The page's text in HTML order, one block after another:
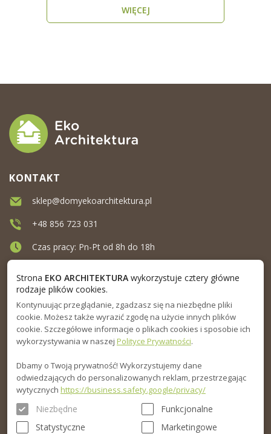
WIĘCEJ
MENU
INFORMACJA
PORADNIK
KONTAKT
sklep@domyekoarchitektura.pl
+48 856 723 031
Czas pracy: Pn-Pt od 8h do 18h
Strona EKO ARCHITEKTURAwykorzystuje cztery główne
rodzaje plików cookies.
Kontynuując przeglądanie, zgadzasz się na niezbędne pliki
cookie. Możesz także wyrazić zgodę na użycie innych plików
cookie. Szczegółowe informacje o plikach cookies i sposobie ich
wykorzystywania w naszej Polityce Prywatności.
Dbamy o Twoją prywatność! Wykorzystujemy dane
odwiedzających do personalizowanych reklam, przestrzegając
wytycznych https://business.safety.google/privacy/
Niezbędne
Funkcjonalne
Statystyczne
Marketingowe